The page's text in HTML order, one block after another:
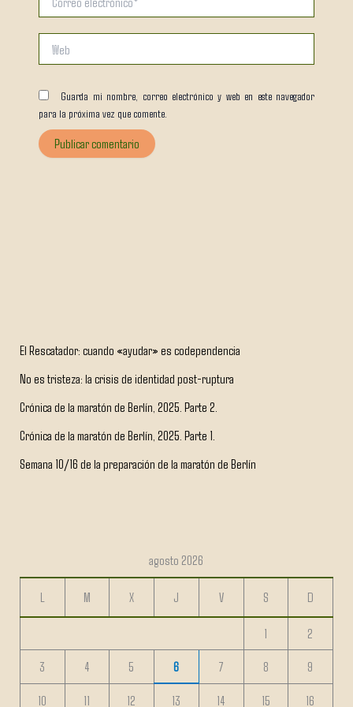
electrónico*
Guarda mi nombre, correo electrónico y web en este navegador
para la próxima vez que comente.
El Rescatador: cuando «ayudar» es codependencia
No es tristeza: la crisis de identidad post-ruptura
Crónica de la maratón de Berlín, 2025. Parte 2.
Crónica de la maratón de Berlín, 2025. Parte 1.
Semana 10/16 de la preparación de la maratón de Berlín
agosto 2026
L M X J V S D
1 2
3 4 5 6 7 8 9
10 11 12 13 14 15 16